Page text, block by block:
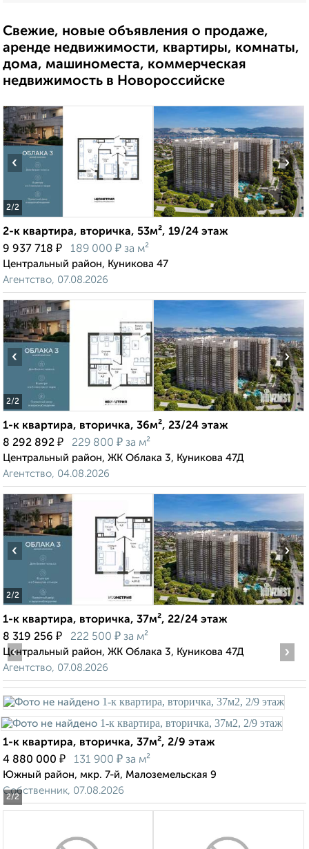
Свежие, новые объявления о продаже,
аренде недвижимости, квартиры, комнаты,
дома, машиноместа, коммерческая
недвижимость в Новороссийске
2/2
‹ ›
2-к квартира, вторичка, 53м², 19/24 этаж
9 937 718 ₽ 189 000 ₽ за м²
Центральный район, Куникова 47
Агентство, 07.08.2026
2/2
‹ ›
1-к квартира, вторичка, 36м², 23/24 этаж
8 292 892 ₽ 229 800 ₽ за м²
Центральный район, ЖК Облака 3, Куникова 47Д
Агентство, 04.08.2026
2/2
‹ ›
1-к квартира, вторичка, 37м², 22/24 этаж
8 319 256 ₽ 222 500 ₽ за м²
Центральный район, ЖК Облака 3, Куникова 47Д
Агентство, 07.08.2026
2/2
‹ ›
1-к квартира, вторичка, 37м², 2/9 этаж
4 880 000 ₽ 131 900 ₽ за м²
Южный район, мкр. 7-й, Малоземельская 9
Собственник, 07.08.2026